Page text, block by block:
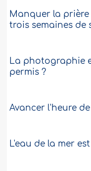
Manquer la
trois semaines de
La photographie
permis ?
Avancer l'heure
L'eau de la mer